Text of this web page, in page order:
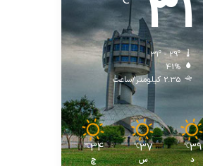
31º - 29º
41%
2.35 کیلومتر/ساعت
39
℃
د
37
℃
س
34
℃
چ